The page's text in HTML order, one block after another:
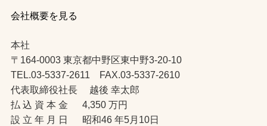
会社概要を見る
本社
〒164-0003 東京都中野区東中野3-20-10
TEL.03-5337-2611 FAX.03-5337-2610
代表取締役社長 越後 幸太郎
払 込 資 本 金 4,350 万円
設 立 年 月 日 昭和46 年5月10日